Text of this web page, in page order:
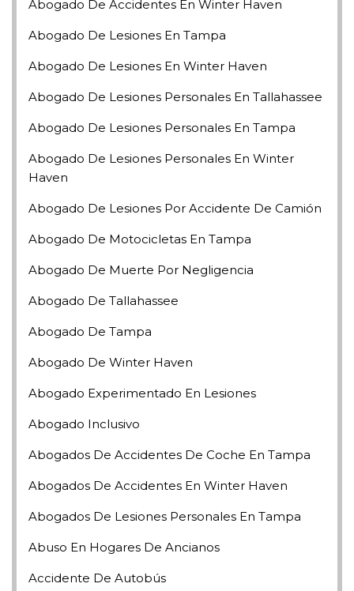
Abogado De Accidentes En Winter Haven
Abogado De Lesiones En Tampa
Abogado De Lesiones En Winter Haven
Abogado De Lesiones Personales En Tallahassee
Abogado De Lesiones Personales En Tampa
Abogado De Lesiones Personales En Winter
Haven
Abogado De Lesiones Por Accidente De Camión
Abogado De Motocicletas En Tampa
Abogado De Muerte Por Negligencia
Abogado De Tallahassee
Abogado De Tampa
Abogado De Winter Haven
Abogado Experimentado En Lesiones
Abogado Inclusivo
Abogados De Accidentes De Coche En Tampa
Abogados De Accidentes En Winter Haven
Abogados De Lesiones Personales En Tampa
Abuso En Hogares De Ancianos
Accidente De Autobús